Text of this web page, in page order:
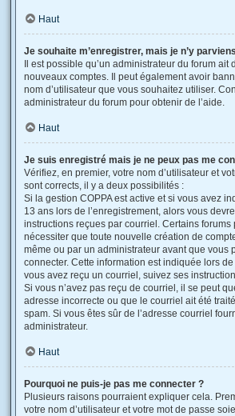
Haut
Je souhaite m’enregistrer, mais je n’y
Il est possible qu’un administrateur du forum
nouveaux comptes. Il peut également avoir
nom d’utilisateur que vous souhaitez utiliser.
administrateur du forum pour obtenir de l’aide.
Haut
Je suis enregistré mais je ne peux pas me
Vérifiez, en premier, votre nom d’utilisateur et
sont corrects, il y a deux possibilités :
Si la gestion COPPA est active et si vous avez
13 ans lors de l’enregistrement, alors vous
instructions reçues par courriel. Certains
nécessiter que toute nouvelle création de
même ou par un administrateur avant que vous
connecter. Cette information est indiquée lors de
vous avez reçu un courriel, suivez ses
Si vous n’avez pas reçu de courriel, il se peut
adresse incorrecte ou que le courriel ait été
spam. Si vous êtes sûr de l’adresse courriel
administrateur.
Haut
Pourquoi ne puis-je pas me connecter ?
Plusieurs raisons pourraient expliquer cela.
votre nom d’utilisateur et votre mot de passe